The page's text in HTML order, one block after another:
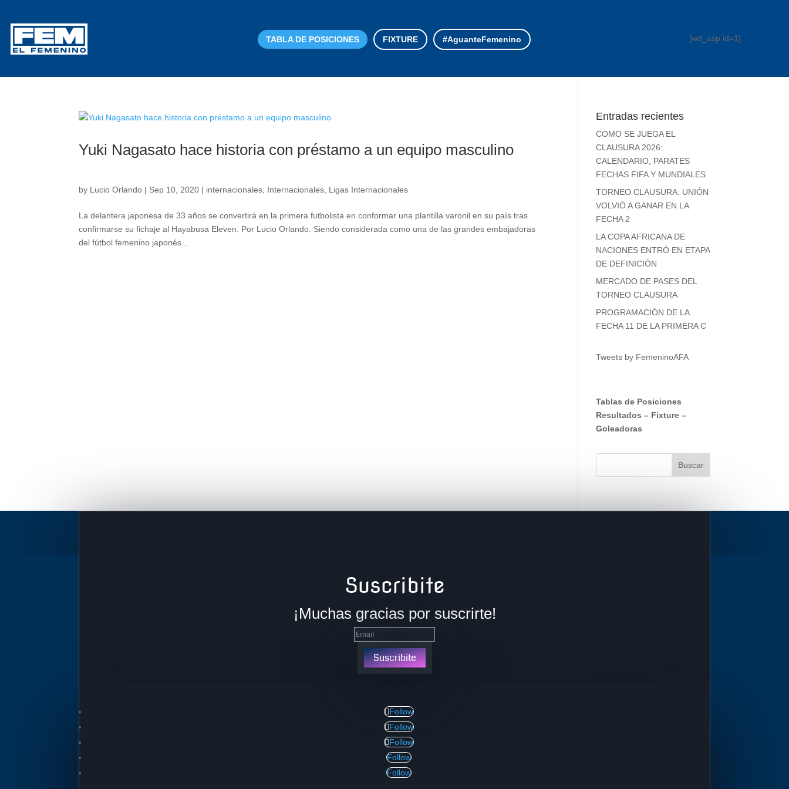
TABLA DE POSICIONES FIXTURE #AguanteFemenino [wd_asp id=1]
Yuki Nagasato hace historia con préstamo a un equipo masculino
by Lucio Orlando | Sep 10, 2020 | internacionales Internacionales Ligas Internacionales
La delantera japonesa de 33 años se convertirá en la primera futbolista en conformar una plantilla varonil en su país tras
confirmarse su fichaje al Hayabusa Eleven. Por Lucio Orlando. Siendo considerada como una de las grandes embajadoras
del fútbol femenino japonés...
Entradas recientes
COMO SE JUEGA EL
CLAUSURA 2026:
CALENDARIO, PARATES
FECHAS FIFA Y MUNDIALES
TORNEO CLAUSURA: UNIÓN
VOLVIÓ A GANAR EN LA
FECHA 2
LA COPA AFRICANA DE
NACIONES ENTRÓ EN ETAPA
DE DEFINICIÓN
MERCADO DE PASES DEL
TORNEO CLAUSURA
PROGRAMACIÓN DE LA
FECHA 11 DE LA PRIMERA C
Tweets by FemeninoAFA
Tablas de Posiciones
Resultados – Fixture –
Goleadoras
Suscribite
¡Muchas gracias por suscrirte!
Suscribite
Follow
Follow
Follow
Follow
Follow